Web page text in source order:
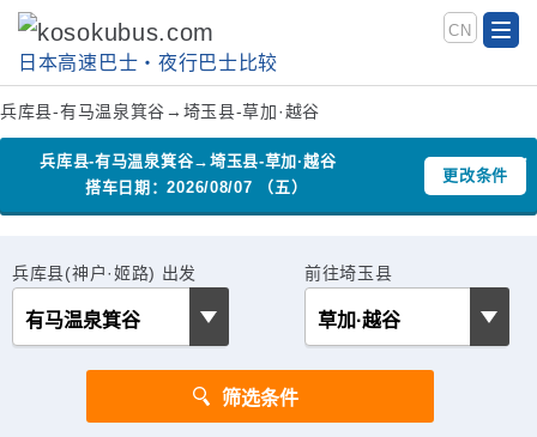
日本高速巴士‧夜行巴士比较
CN
兵库县-有马温泉箕谷→埼玉县-草加·越谷
兵库县-有马温泉箕谷→埼玉县-草加·越谷
搭车日期：2026/08/07 （五）
更改条件
兵库县(神户·姬路) 出发 前往埼玉县